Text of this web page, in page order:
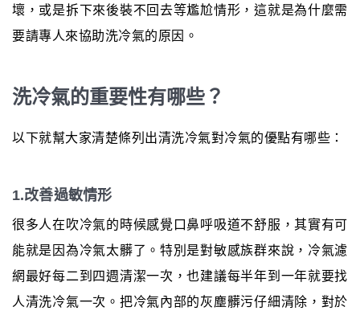
壞，或是拆下來後裝不回去等尷尬情形，這就是為什麼需
要請專人來協助洗冷氣的原因。
洗冷氣的重要性有哪些？
以下就幫大家清楚條列出清洗冷氣對冷氣的優點有哪些：
1.改善過敏情形
很多人在吹冷氣的時候感覺口鼻呼吸道不舒服，其實有可
能就是因為冷氣太髒了。特別是對敏感族群來說，冷氣濾
網最好每二到四週清潔一次，也建議每半年到一年就要找
人清洗冷氣一次。把冷氣內部的灰塵髒污仔細清除，對於